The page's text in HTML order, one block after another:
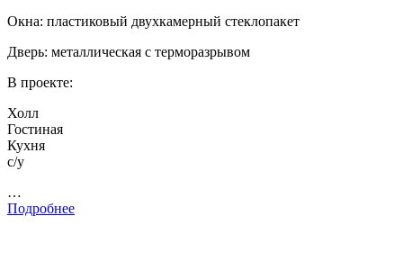
Окна: пластиковый двухкамерный стеклопакет
Дверь: металлическая с терморазрывом
В проекте:
Холл
Гостиная
Кухня
с/у
…
Подробнее